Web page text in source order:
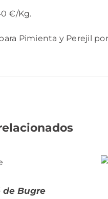
€/Kg.
Pimienta y Perejil por
de Bugre